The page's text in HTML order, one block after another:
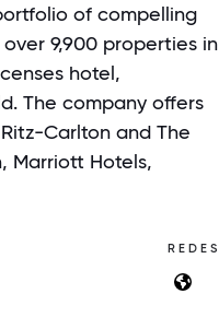
of compelling
9,900 properties in
hotel,
The company offers
Carlton and The
Marriott Hotels,
REDES